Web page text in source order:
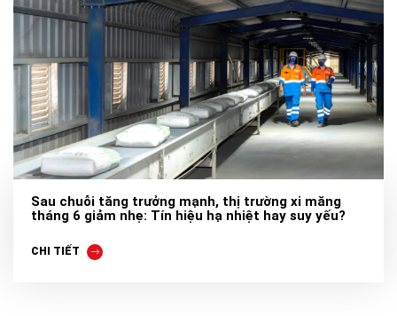
Sau chuỗi tăng trưởng mạnh, thị trường xi măng
tháng 6 giảm nhẹ: Tín hiệu hạ nhiệt hay suy yếu?
CHI TIẾT